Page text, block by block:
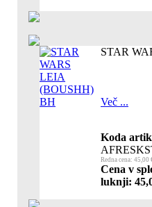
STAR
Več ...
Koda
Redna cena: 45,00
Cena v
luknji: